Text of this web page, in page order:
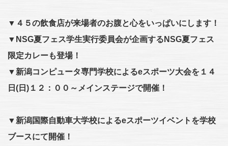
▼４５の飲食店が来場者のお腹と心をいっぱいにします！
▼NSG夏フェス学生実行委員会が企画するNSG夏フェス
限定カレーも登場！
▼新潟コンピュータ専門学校によるeスポーツ大会を１４
日(日)１２：００～メインステージで開催！
▼新潟国際自動車大学校によるeスポーツイベントを学校
ブースにて開催！